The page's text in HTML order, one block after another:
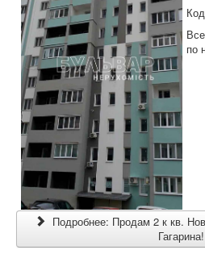
по
Подробнее: Продам 2 к кв.
Гагарина!